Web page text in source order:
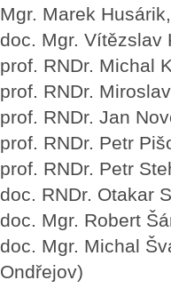
Mgr. Marek
doc. Mgr. Vítězslav
prof. RNDr. Michal
prof. RNDr.
prof. RNDr. Jan
prof. RNDr. Petr
prof. RNDr. Petr
doc. RNDr. Otakar
doc. Mgr. Robert
doc. Mgr. Michal
Ondřejov)